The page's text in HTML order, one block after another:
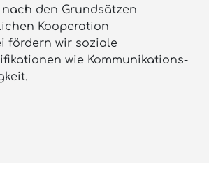
den Grundsätzen
Kooperation
fördern wir soziale
wie Kommunikations-